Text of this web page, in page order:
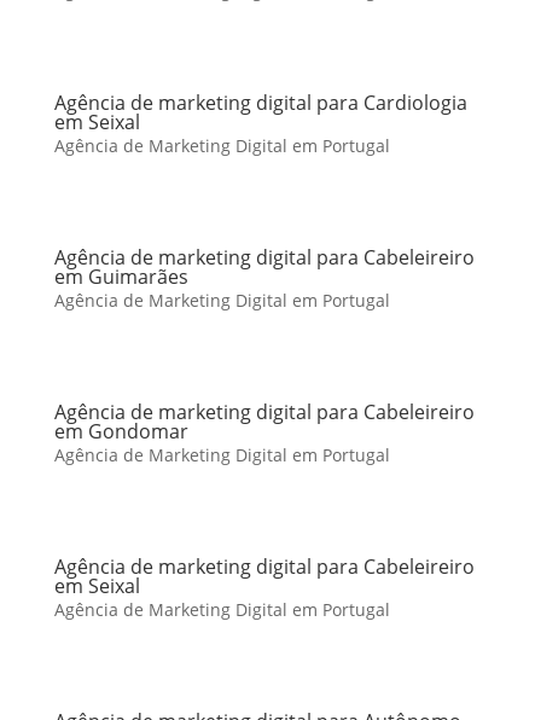
Agência de marketing digital para Cardiologia
em Seixal
Agência de Marketing Digital em Portugal
Agência de marketing digital para Cabeleireiro
em Guimarães
Agência de Marketing Digital em Portugal
Agência de marketing digital para Cabeleireiro
em Gondomar
Agência de Marketing Digital em Portugal
Agência de marketing digital para Cabeleireiro
em Seixal
Agência de Marketing Digital em Portugal